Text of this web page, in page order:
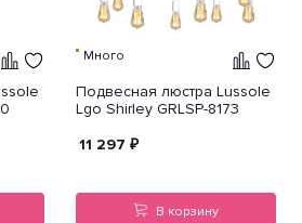
Много
Подвесная люстра Lussole
Lgo Shirley GRLSP-8173
11 297 ₽
В корзину